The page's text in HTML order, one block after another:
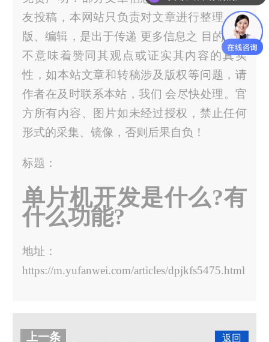
友投稿，本网站只负责对文章进行整理、排
版、编辑，是出于传递 更多信息之 目的，并
不意味着赞同其观点或证实其内容的真实
性，如本站文章和转稿涉及版权等问题，请
作者在及时联系本站，我们 会尽快处理。官
方所有内容、图片如未经过授权，禁止任何
形式的采集、镜像，否则后果自负！
标题：
单片机开发是什么?有
什么功能?
地址：
https://m.yufanwei.com/articles/dpjkfs5475.html
返回
上一条